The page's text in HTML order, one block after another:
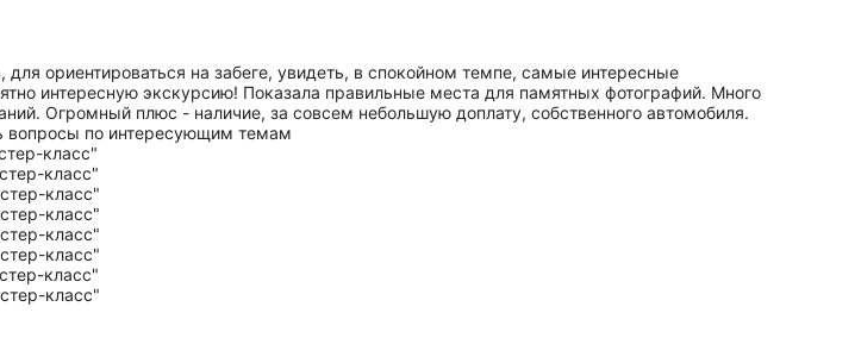
ориентироваться на забеге, увидеть, в спокойном темпе, самые интересные
интересную экскурсию! Показала правильные места для памятных фотографий. Много
Огромный плюс - наличие, за совсем небольшую доплату, собственного автомобиля.
вопросы по интересующим темам